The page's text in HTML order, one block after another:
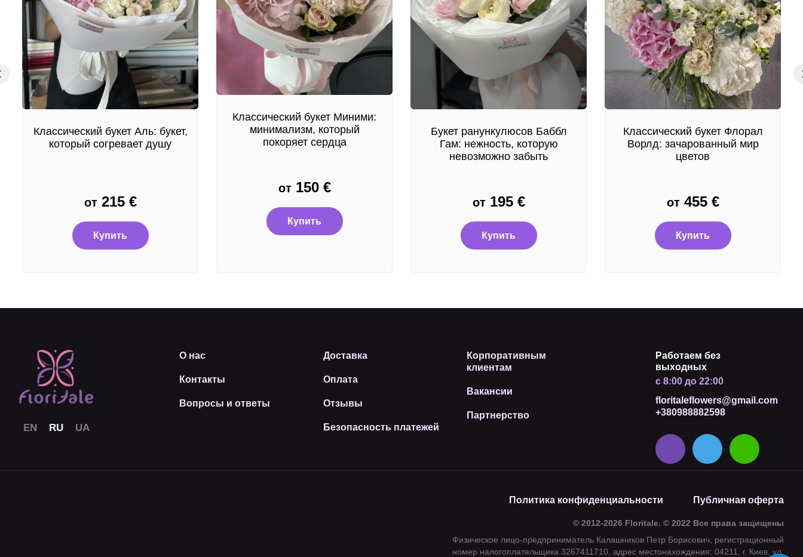
Классический букет Аль: букет,
который согревает душу
от 215 €
Купить
Классический букет Миними:
минимализм, который
покоряет сердца
от 150 €
Купить
Букет ранункулюсов Баббл
Гам: нежность, которую
невозможно забыть
от 195 €
Купить
Классический букет Флорал
Ворлд: зачарованный мир
цветов
от 455 €
Купить
О нас
Контакты
Вопросы и ответы
Доставка
Оплата
Отзывы
Безопасность платежей
Корпоративным
клиентам
Вакансии
Партнерство
Работаем без
выходных
с 8:00 до 22:00
floritaleflowers@gmail.com
+380988882598
Политика конфиденциальности Публичная оферта
© 2012-2026 Floritale. © 2022 Все права защищены
Физическое лицо-предприниматель Калашников Петр Борисович, регистрационный
номер налогоплательщика 3267411710, адрес местонахождения: 04211, г. Киев, ул.